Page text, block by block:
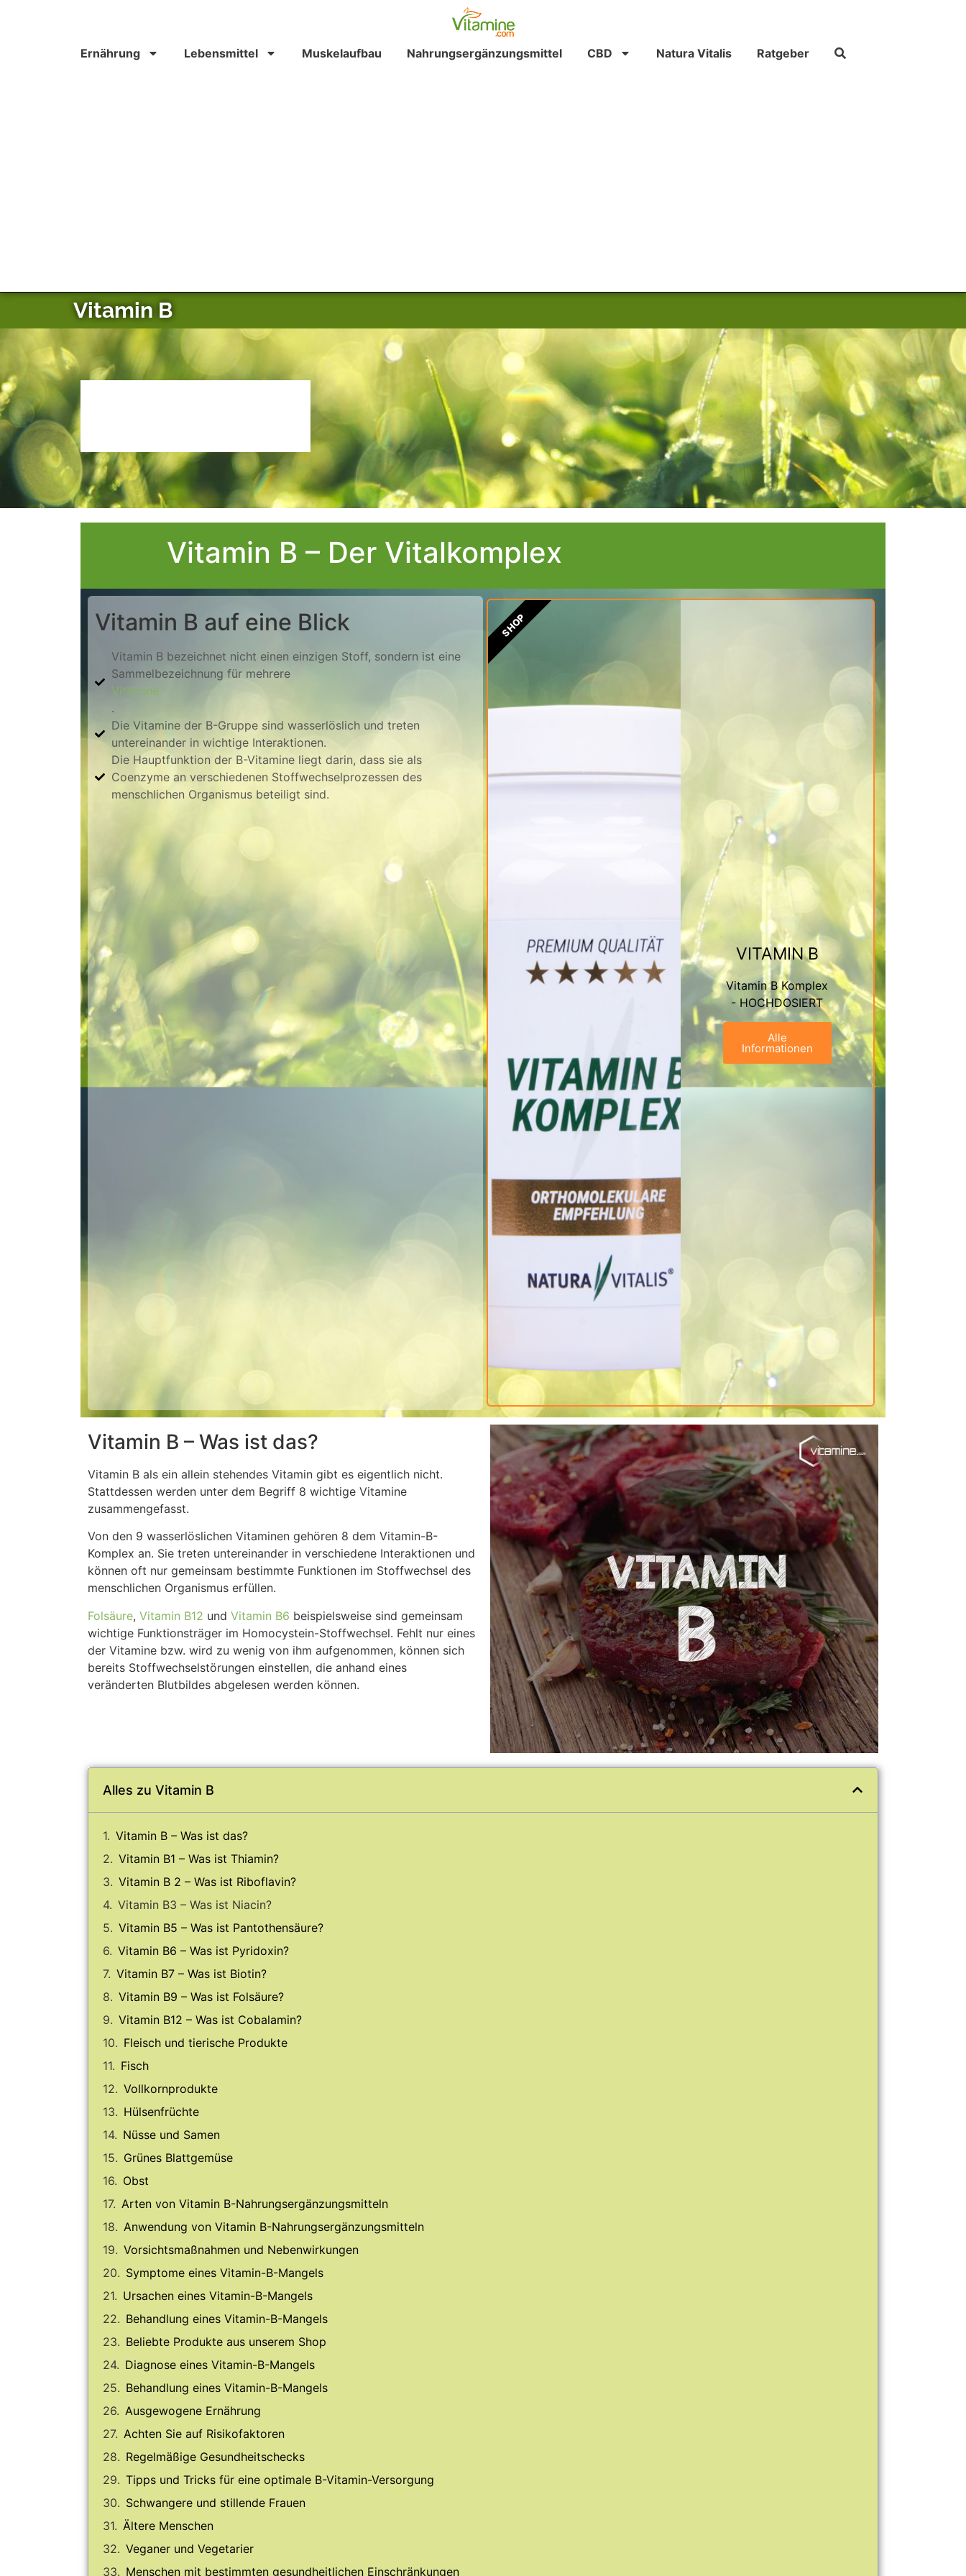
Ernährung Lebensmittel Muskelaufbau Nahrungsergänzungsmittel CBD Natura Vitalis Ratgeber
Vitamin B
Vitamin B – Der Vitalkomplex
Vitamin B auf eine Blick
Vitamin B bezeichnet nicht einen einzigen Stoff, sondern ist eine
Sammelbezeichnung für mehrere
Vitamine
.
Die Vitamine der B-Gruppe sind wasserlöslich und treten
untereinander in wichtige Interaktionen.
Die Hauptfunktion der B-Vitamine liegt darin, dass sie als
Coenzyme an verschiedenen Stoffwechselprozessen des
menschlichen Organismus beteiligt sind.
VITAMIN B
Vitamin B Komplex
- HOCHDOSIERT
Alle
Informationen
SHOP
Vitamin B – Was ist das?
Vitamin B als ein allein stehendes Vitamin gibt es eigentlich nicht.
Stattdessen werden unter dem Begriff 8 wichtige Vitamine
zusammengefasst.
Von den 9 wasserlöslichen Vitaminen gehören 8 dem Vitamin-B-
Komplex an. Sie treten untereinander in verschiedene Interaktionen und
können oft nur gemeinsam bestimmte Funktionen im Stoffwechsel des
menschlichen Organismus erfüllen.
Folsäure, Vitamin B12 und Vitamin B6 beispielsweise sind gemeinsam
wichtige Funktionsträger im Homocystein-Stoffwechsel. Fehlt nur eines
der Vitamine bzw. wird zu wenig von ihm aufgenommen, können sich
bereits Stoffwechselstörungen einstellen, die anhand eines
veränderten Blutbildes abgelesen werden können.
Alles zu Vitamin B
Vitamin B – Was ist das?
Vitamin B1 – Was ist Thiamin?
Vitamin B 2 – Was ist Riboflavin?
Vitamin B3 – Was ist Niacin?
Vitamin B5 – Was ist Pantothensäure?
Vitamin B6 – Was ist Pyridoxin?
Vitamin B7 – Was ist Biotin?
Vitamin B9 – Was ist Folsäure?
Vitamin B12 – Was ist Cobalamin?
Fleisch und tierische Produkte
Fisch
Vollkornprodukte
Hülsenfrüchte
Nüsse und Samen
Grünes Blattgemüse
Obst
Arten von Vitamin B-Nahrungsergänzungsmitteln
Anwendung von Vitamin B-Nahrungsergänzungsmitteln
Vorsichtsmaßnahmen und Nebenwirkungen
Symptome eines Vitamin-B-Mangels
Ursachen eines Vitamin-B-Mangels
Behandlung eines Vitamin-B-Mangels
Beliebte Produkte aus unserem Shop
Diagnose eines Vitamin-B-Mangels
Behandlung eines Vitamin-B-Mangels
Ausgewogene Ernährung
Achten Sie auf Risikofaktoren
Regelmäßige Gesundheitschecks
Tipps und Tricks für eine optimale B-Vitamin-Versorgung
Schwangere und stillende Frauen
Ältere Menschen
Veganer und Vegetarier
Menschen mit bestimmten gesundheitlichen Einschränkungen